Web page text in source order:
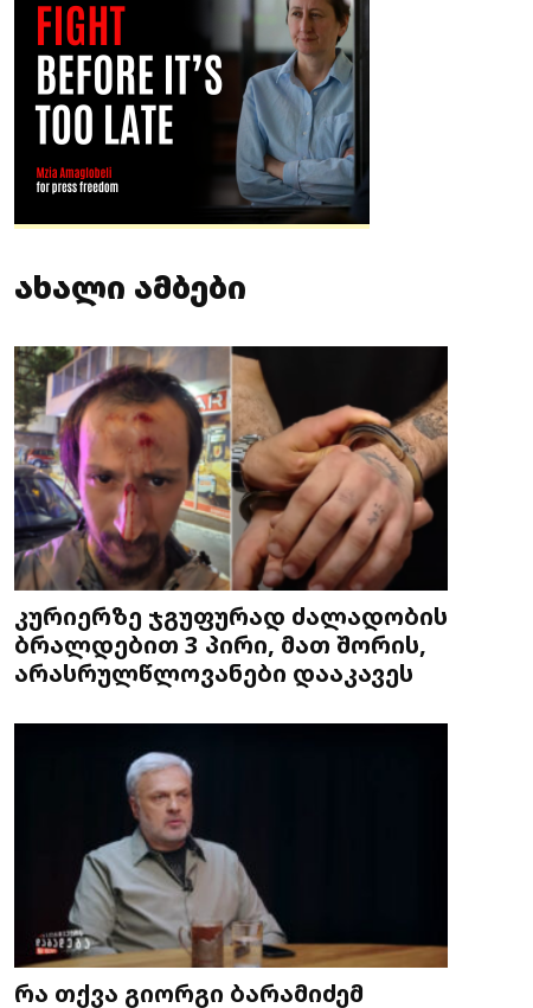
ახალი ამბები
კურიერზე ჯგუფურად ძალადობის
ბრალდებით 3 პირი, მათ შორის,
არასრულწლოვანები დააკავეს
რა თქვა გიორგი ბარამიძემ